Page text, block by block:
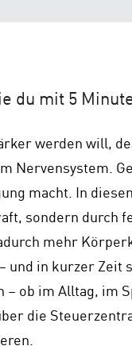
du mit 5
werden will,
Nervensystem.
macht. In
sondern durch
mehr
und in kurzer Zeit
ob im Alltag, im
die